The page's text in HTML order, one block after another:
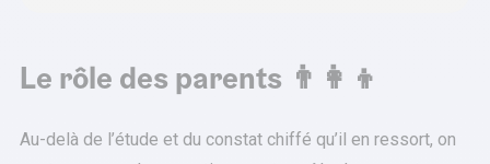
Le rôle des parents 👨‍👩‍👦
Au-delà de l’étude et du constat chiffé qu’il en ressort, on